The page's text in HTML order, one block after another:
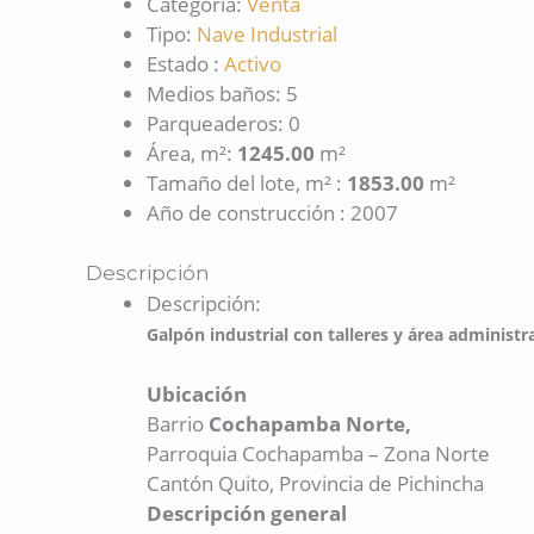
Tipo: Nave Industrial
Estado : Activo
Medios baños: 5
Parqueaderos: 0
Área, m²: 1245.00 m²
Tamaño del lote, m² : 1853.00 m²
Año de construcción : 2007
Descripción
Descripción:
Galpón industrial con talleres y área
Ubicación
Barrio Cochapamba Norte,
Parroquia Cochapamba – Zona Norte
Cantón Quito, Provincia de Pichincha
Descripción general